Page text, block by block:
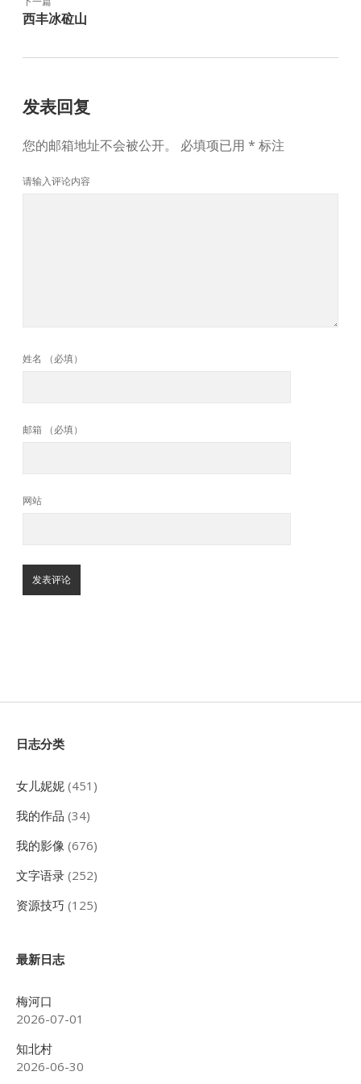
西丰冰砬山
发表回复
您的邮箱地址不会被公开。 必填项已用 * 标注
请输入评论内容
姓名 （必填）
邮箱 （必填）
网站
Sidebar
日志分类
女儿妮妮 (451)
我的作品 (34)
我的影像 (676)
文字语录 (252)
资源技巧 (125)
最新日志
梅河口
2026-07-01
知北村
2026-06-30